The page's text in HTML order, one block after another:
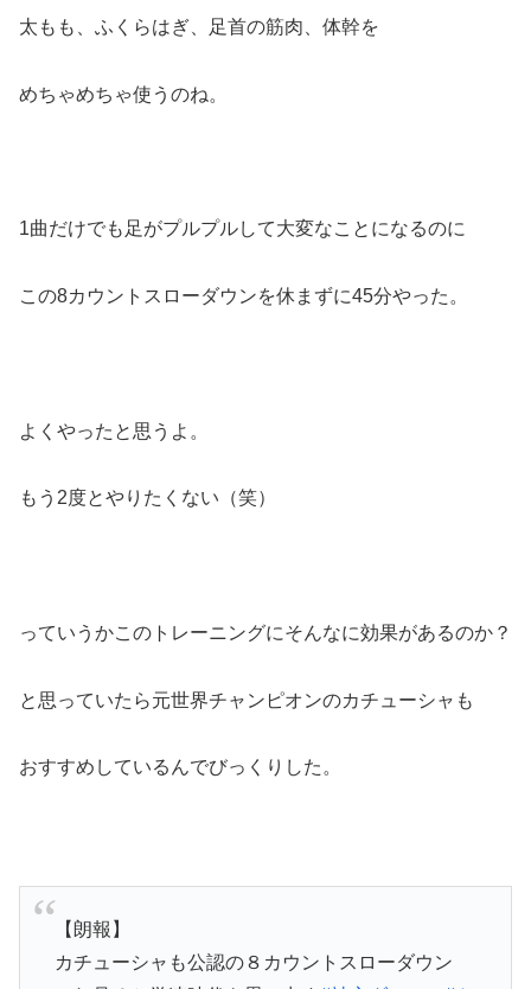
太もも、ふくらはぎ、足首の筋肉、体幹を
めちゃめちゃ使うのね。
1曲だけでも足がプルプルして大変なことになるのに
この8カウントスローダウンを休まずに45分やった。
よくやったと思うよ。
もう2度とやりたくない（笑）
っていうかこのトレーニングにそんなに効果があるのか？
と思っていたら元世界チャンピオンのカチューシャも
おすすめしているんでびっくりした。
【朗報】
カチューシャも公認の８カウントスローダウン